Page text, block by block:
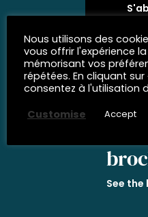
See
Nous utilisons des
vous offrir l'expérience
mémorisant vos
répétées. En cliquant sur
consentez à l'utilisation
Customise
Accept